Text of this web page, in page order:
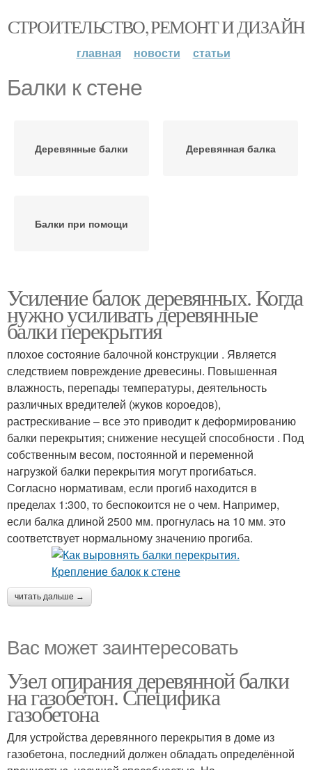
СТРОИТЕЛЬСТВО, РЕМОНТ И ДИЗАЙН
главная новости статьи
Балки к стене
Деревянные балки Деревянная балка
Балки при помощи
Усиление балок деревянных. Когда
нужно усиливать деревянные
балки перекрытия
плохое состояние балочной конструкции . Является
следствием повреждение древесины. Повышенная
влажность, перепады температуры, деятельность
различных вредителей (жуков короедов),
растрескивание – все это приводит к деформированию
балки перекрытия; снижение несущей способности . Под
собственным весом, постоянной и переменной
нагрузкой балки перекрытия могут прогибаться.
Согласно нормативам, если прогиб находится в
пределах 1:300, то беспокоится не о чем. Например,
если балка длиной 2500 мм. прогнулась на 10 мм. это
соответствует нормальному значению прогиба.
читать дальше →
Вас может заинтересовать
Узел опирания деревянной балки
на газобетон. Специфика
газобетона
Для устройства деревянного перекрытия в доме из
газобетона, последний должен обладать определённой